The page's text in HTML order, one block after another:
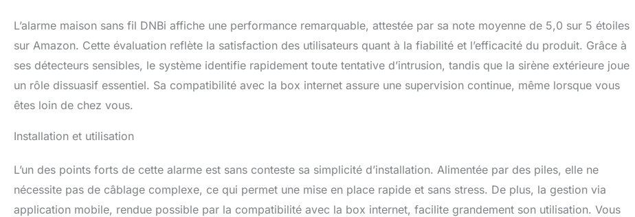
L’alarme maison sans fil DNBi affiche une performance remarquable, attestée par sa note moyenne de 5,0 sur 5 étoiles
sur Amazon. Cette évaluation reflète la satisfaction des utilisateurs quant à la fiabilité et l’efficacité du produit. Grâce à
ses détecteurs sensibles, le système identifie rapidement toute tentative d’intrusion, tandis que la sirène extérieure joue
un rôle dissuasif essentiel. Sa compatibilité avec la box internet assure une supervision continue, même lorsque vous
êtes loin de chez vous.
Installation et utilisation
L’un des points forts de cette alarme est sans conteste sa simplicité d’installation. Alimentée par des piles, elle ne
nécessite pas de câblage complexe, ce qui permet une mise en place rapide et sans stress. De plus, la gestion via
application mobile, rendue possible par la compatibilité avec la box internet, facilite grandement son utilisation. Vous